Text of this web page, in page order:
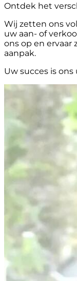
Ontdek het
Wij zetten ons
uw aan- of
ons op en ervaar
aanpak.
Uw succes is